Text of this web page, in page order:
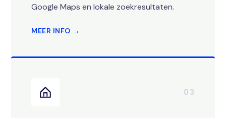
Google Maps en lokale zoekresultaten.
MEER INFO →
03